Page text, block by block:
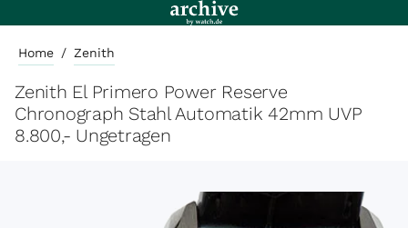
Home / Zenith
Zenith El Primero Power Reserve
Chronograph Stahl Automatik 42mm UVP
8.800,- Ungetragen